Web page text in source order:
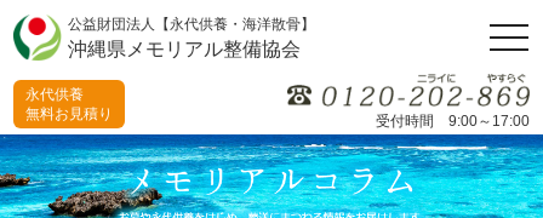
公益財団法人【永代供養・海洋散骨】
沖縄県メモリアル整備協会
受付時間 9:00～17:00
永代供養
無料お見積り